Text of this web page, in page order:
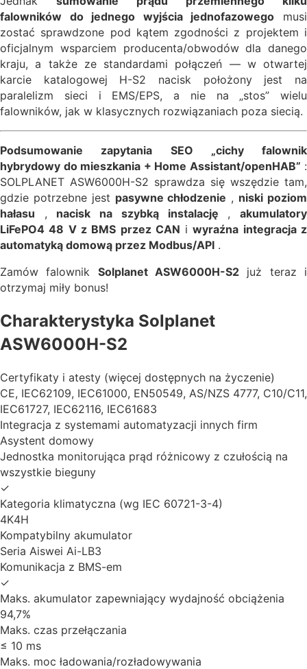
falowników do jednego wyjścia jednofazowego musi
zostać sprawdzone pod kątem zgodności z projektem i
oficjalnym wsparciem producenta/obwodów dla danego
kraju, a także ze standardami połączeń — w otwartej
karcie katalogowej H-S2 nacisk położony jest na
paralelizm sieci i EMS/EPS, a nie na „stos” wielu
falowników, jak w klasycznych rozwiązaniach poza siecią.
Podsumowanie zapytania SEO „cichy falownik
hybrydowy do mieszkania + Home Assistant/openHAB” :
SOLPLANET ASW6000H-S2 sprawdza się wszędzie tam,
gdzie potrzebne jest pasywne chłodzenie , niski poziom
hałasu , nacisk na szybką instalację ,akumulatory
LiFePO4 48 V z BMS przez CAN iwyraźna integracja z
automatyką domową przez Modbus/API .
Zamów falownik Solplanet ASW6000H-S2 już teraz i
otrzymaj miły bonus!
Charakterystyka Solplanet
ASW6000H-S2
Certyfikaty i atesty (więcej dostępnych na życzenie)
CE, IEC62109, IEC61000, EN50549, AS/NZS 4777, C10/C11,
IEC61727, IEC62116, IEC61683
Integracja z systemami automatyzacji innych firm
Asystent domowy
Jednostka monitorująca prąd różnicowy z czułością na
wszystkie bieguny
✓
Kategoria klimatyczna (wg IEC 60721-3-4)
4K4H
Kompatybilny akumulator
Seria Aiswei Ai-LB3
Komunikacja z BMS-em
✓
Maks. akumulator zapewniający wydajność obciążenia
94,7%
Maks. czas przełączania
≤ 10 ms
Maks. moc ładowania/rozładowywania